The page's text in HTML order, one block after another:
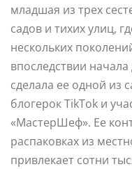
младшая из трех
садов и тихих улиц,
нескольких
впоследствии
сделала ее одной из
блогерок TikTok и
«МастерШеф». Ее
распаковках из
привлекает сотни